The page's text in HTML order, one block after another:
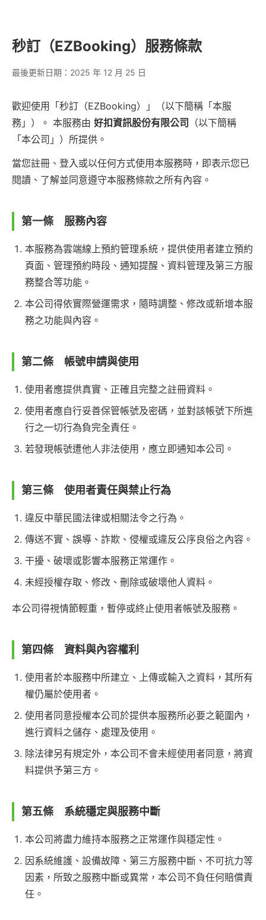
秒訂（EZBooking）服務條款
最後更新日期：2025 年 12 月 25 日
歡迎使用「秒訂（EZBooking）」（以下簡稱「本服
務」）。 本服務由 好扣資訊股份有限公司
（以下簡稱
「本公司」）所提供。
當您註冊、登入或以任何方式使用本服務時，即表示您已
閱讀、了解並同意遵守本服務條款之所有內容。
第一條 服務內容
本服務為雲端線上預約管理系統，提供使用者建立預約
頁面、管理預約時段、通知提醒、資料管理及第三方服
務整合等功能。
本公司得依實際營運需求，隨時調整、修改或新增本服
務之功能與內容。
第二條 帳號申請與使用
使用者應提供真實、正確且完整之註冊資料。
使用者應自行妥善保管帳號及密碼，並對該帳號下所進
行之一切行為負完全責任。
若發現帳號遭他人非法使用，應立即通知本公司。
第三條 使用者責任與禁止行為
違反中華民國法律或相關法令之行為。
傳送不實、誤導、詐欺、侵權或違反公序良俗之內容。
干擾、破壞或影響本服務正常運作。
未經授權存取、修改、刪除或破壞他人資料。
本公司得視情節輕重，暫停或終止使用者帳號及服務。
第四條 資料與內容權利
使用者於本服務中所建立、上傳或輸入之資料，其所有
權仍屬於使用者。
使用者同意授權本公司於提供本服務所必要之範圍內，
進行資料之儲存、處理及使用。
除法律另有規定外，本公司不會未經使用者同意，將資
料提供予第三方。
第五條 系統穩定與服務中斷
本公司將盡力維持本服務之正常運作與穩定性。
因系統維護、設備故障、第三方服務中斷、不可抗力等
因素，所致之服務中斷或異常，本公司不負任何賠償責
任。